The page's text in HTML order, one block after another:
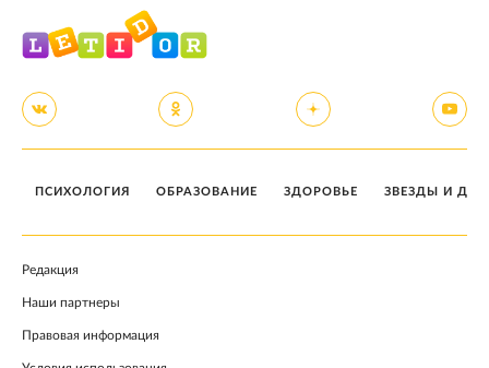
ПСИХОЛОГИЯ ОБРАЗОВАНИЕ ЗДОРОВЬЕ ЗВЕЗДЫ И
Редакция
Наши партнеры
Правовая информация